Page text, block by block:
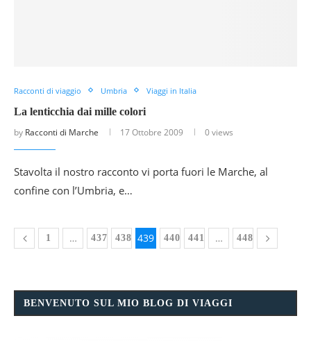
Racconti di viaggio Umbria Viaggi in Italia
La lenticchia dai mille colori
by Racconti di Marche 17 Ottobre 2009 0 views
Stavolta il nostro racconto vi porta fuori le Marche, al
confine con l’Umbria, e…
1 … 437 438 439 440 441 … 448
BENVENUTO SUL MIO BLOG DI VIAGGI